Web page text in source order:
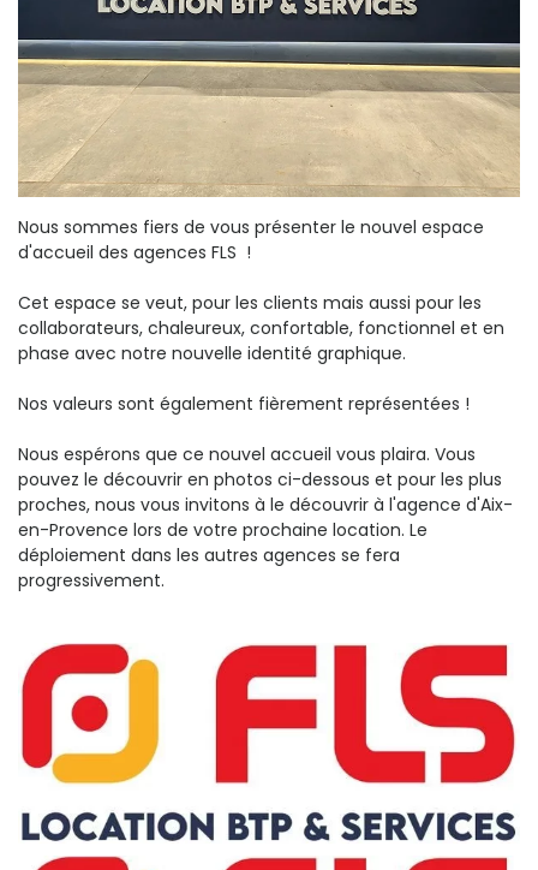
Nous sommes fiers de vous présenter le nouvel espace
d'accueil des agences FLS !
Cet espace se veut, pour les clients mais aussi pour les
collaborateurs, chaleureux, confortable, fonctionnel et en
phase avec notre nouvelle identité graphique.
Nos valeurs sont également fièrement représentées !
Nous espérons que ce nouvel accueil vous plaira. Vous
pouvez le découvrir en photos ci-dessous et pour les plus
proches, nous vous invitons à le découvrir à l'agence d'Aix-
en-Provence lors de votre prochaine location. Le
déploiement dans les autres agences se fera
progressivement.